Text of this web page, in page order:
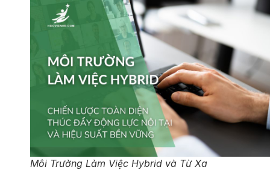
Môi Trường Làm Việc Hybrid và Từ Xa